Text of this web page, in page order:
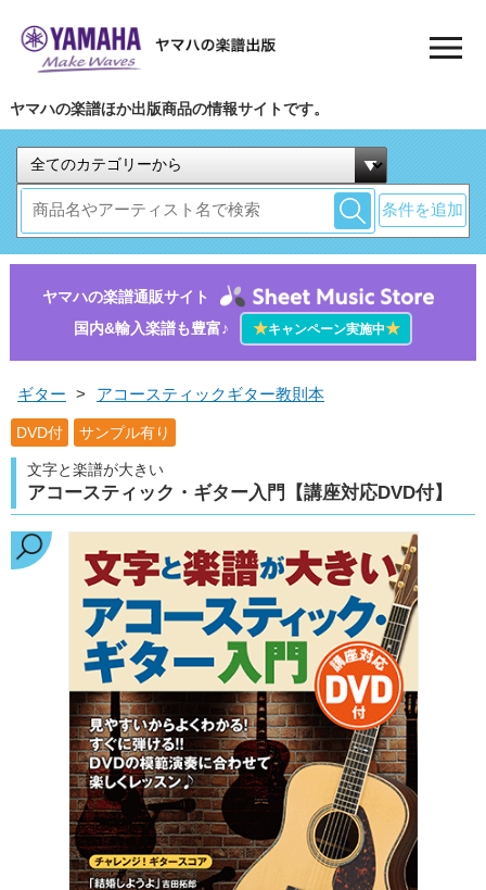
ヤマハの楽譜ほか出版商品の情報サイトです。
条件を追加
ヤマハの楽譜通販サイト
国内&輸入楽譜も豊富♪
★キャンペーン実施中★
ギター > アコースティックギター教則本
DVD付 サンプル有り
文字と楽譜が大きい
アコースティック・ギター入門【講座対応DVD付】